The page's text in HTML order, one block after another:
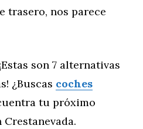
trasero, nos parece
son 7 alternativas
¿Buscas coches
tu próximo